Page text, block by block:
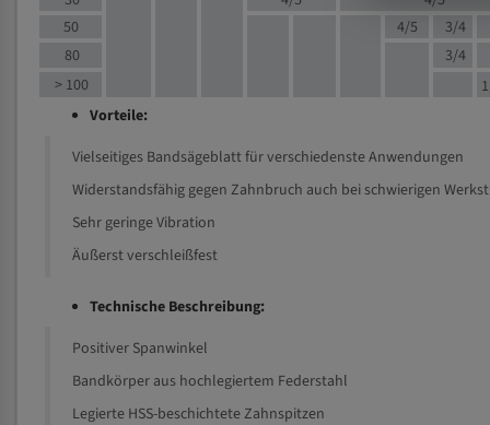
50
4/5 3/4
80
3/4
> 100
Vorteile:
Vielseitiges Bandsägeblatt für verschiedenste Anwendungen
Widerstandsfähig gegen Zahnbruch auch bei schwierigen
Sehr geringe Vibration
Äußerst verschleißfest
Technische Beschreibung:
Positiver Spanwinkel
Bandkörper aus hochlegiertem Federstahl
Legierte HSS-beschichtete Zahnspitzen